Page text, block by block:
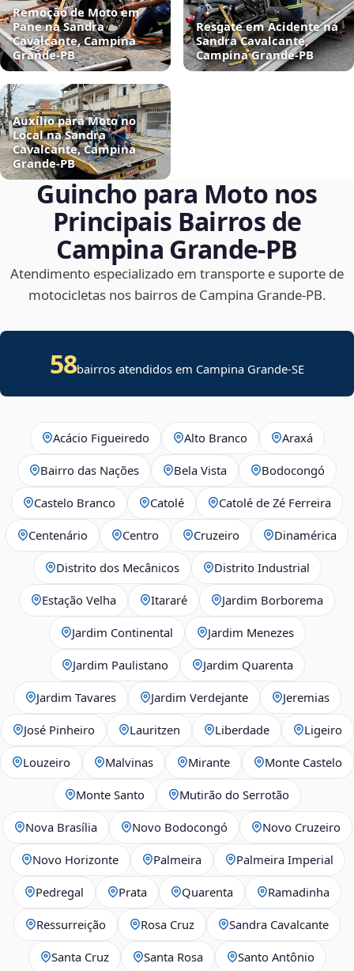
Remoção de Moto em
Pane na Sandra
Cavalcante, Campina
Grande‑PB
Resgate em Acidente na
Sandra Cavalcante,
Campina Grande‑PB
Auxílio para Moto no
Local na Sandra
Cavalcante, Campina
Grande‑PB
Guincho para Moto nos
Principais Bairros de
Campina Grande‑PB
Atendimento especializado em transporte e suporte de
motocicletas nos bairros de Campina Grande‑PB.
58bairros atendidos em Campina Grande-SE
Acácio Figueiredo Alto Branco Araxá
Bairro das Nações Bela Vista Bodocongó
Castelo Branco Catolé Catolé de Zé Ferreira
Centenário Centro Cruzeiro Dinamérica
Distrito dos Mecânicos Distrito Industrial
Estação Velha Itararé Jardim Borborema
Jardim Continental Jardim Menezes
Jardim Paulistano Jardim Quarenta
Jardim Tavares Jardim Verdejante Jeremias
José Pinheiro Lauritzen Liberdade Ligeiro
Louzeiro Malvinas Mirante Monte Castelo
Monte Santo Mutirão do Serrotão
Nova Brasília Novo Bodocongó Novo Cruzeiro
Novo Horizonte Palmeira Palmeira Imperial
Pedregal Prata Quarenta Ramadinha
Ressurreição Rosa Cruz Sandra Cavalcante
Santa Cruz Santa Rosa Santo Antônio